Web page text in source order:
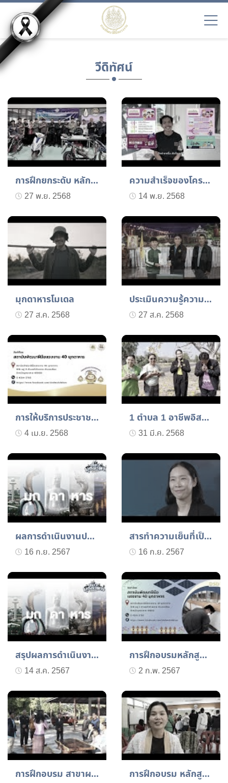
วีดิทัศน์
การฝึกยกระดับ หลักสูตรกา...
27 พ.ย. 2568
ความสำเร็จของโครงการเพิ่...
14 พ.ย. 2568
มุกดาหารโมเดล
27 ส.ค. 2568
ประเมินความรู้ความสามารถ...
27 ส.ค. 2568
การให้บริการประชาชนในงาน...
4 เม.ย. 2568
1 ตำบล 1 อาชีพอิสระ ฝึกอ...
31 มี.ค. 2568
ผลการดำเนินงานประจำเดือน...
16 ก.ย. 2567
สารทำความเย็นที่เป็นมิตร...
16 ก.ย. 2567
สรุปผลการดำเนินงาน ประจำ...
14 ส.ค. 2567
การฝึกอบรมหลักสูตรยกระดั...
2 ก.พ. 2567
การฝึกอบรม สาขาผลิตภัณฑ์... การฝึกอบรม หลักสูตร การแ...